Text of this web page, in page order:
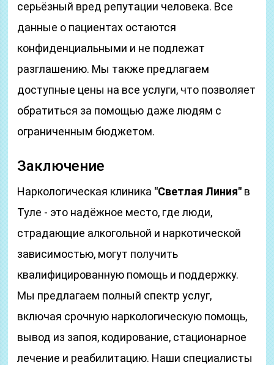
серьёзный вред репутации человека. Все
данные о пациентах остаются
конфиденциальными и не подлежат
разглашению. Мы также предлагаем
доступные цены на все услуги, что позволяет
обратиться за помощью даже людям с
ограниченным бюджетом.
Заключение
Наркологическая клиника "Светлая Линия" в
Туле - это надёжное место, где люди,
страдающие алкогольной и наркотической
зависимостью, могут получить
квалифицированную помощь и поддержку.
Мы предлагаем полный спектр услуг,
включая срочную наркологическую помощь,
вывод из запоя, кодирование, стационарное
лечение и реабилитацию. Наши специалисты